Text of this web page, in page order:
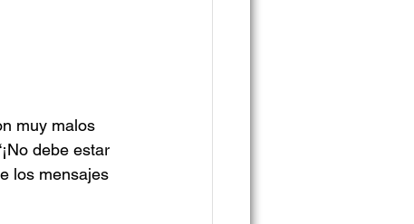
muy malos
debe estar
los mensajes